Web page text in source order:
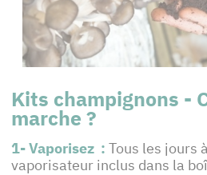
Kits champignons -
marche ?
1- Vaporisez : Tous les jours
vaporisateur inclus dans la